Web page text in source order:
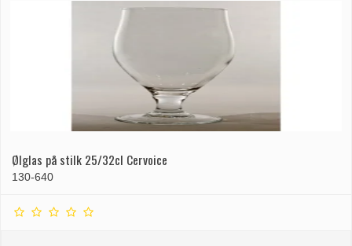
Ølglas på stilk 25/32cl Cervoice
130-640